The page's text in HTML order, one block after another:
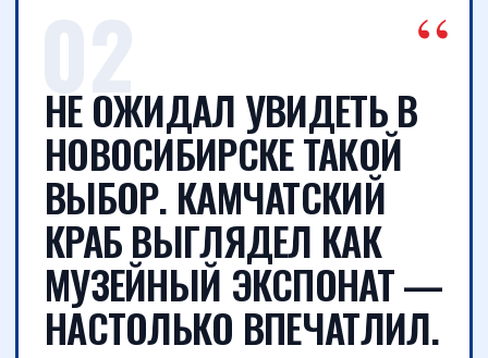
НЕ ОЖИДАЛ УВИДЕТЬ В
НОВОСИБИРСКЕ ТАКОЙ
ВЫБОР. КАМЧАТСКИЙ
КРАБ ВЫГЛЯДЕЛ КАК
МУЗЕЙНЫЙ ЭКСПОНАТ —
НАСТОЛЬКО ВПЕЧАТЛИЛ.